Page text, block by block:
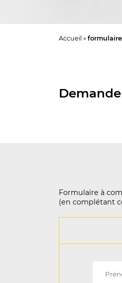
Accueil »
Formulaire à
(en complétant